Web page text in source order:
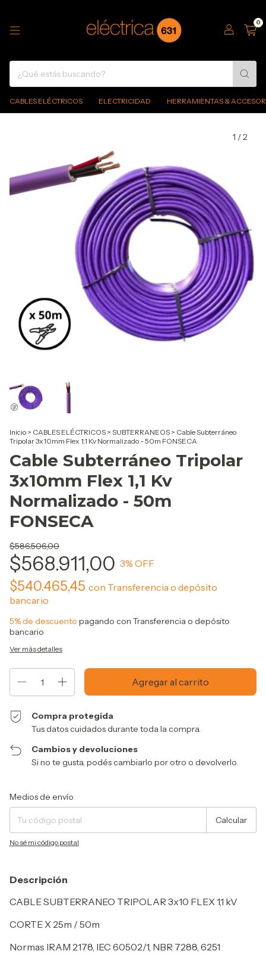
0
CABLES ELÉCTRICOS ELECTRICIDAD HERRAMIENTAS &
1 /2
Inicio > CABLES ELÉCTRICOS > SUBTERRANEOS > Cable Subterráneo
Tripolar 3x10mm Flex 1,1 Kv Normalizado - 50m FONSECA
Cable Subterráneo Tripolar
3x10mm Flex 1,1 Kv
Normalizado - 50m
FONSECA
$586.506,00
$568.911,00 3% OFF
$540.465,45 con Transferencia o depósito
bancario
5% de descuento pagando con Transferencia o depósito
bancario
Ver más detalles
Compra protegida
Tus datos cuidados durante toda la compra.
Cambios y devoluciones
Si no te gusta, podés cambiarlo por otro o devolverlo.
Entregas para el CP:
Medios de envío
Calcular
No sé mi código postal
Descripción
CABLE SUBTERRANEO TRIPOLAR 3x10 FLEX 1,1 kV
CORTE X 25m / 50m
Normas IRAM 2178, IEC 60502/1, NBR 7288, 6251